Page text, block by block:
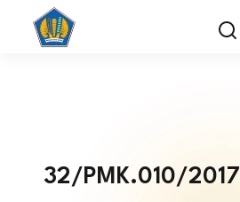
32/PMK.010/2017